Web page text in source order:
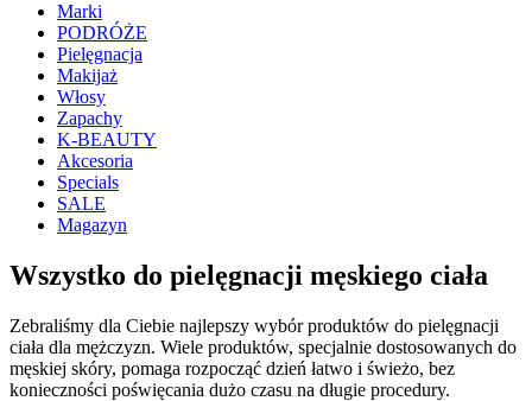
Marki
PODRÓŻE
Pielęgnacja
Makijaż
Włosy
Zapachy
K-BEAUTY
Akcesoria
Specials
SALE
Magazyn
Wszystko do pielęgnacji męskiego ciała
Zebraliśmy dla Ciebie najlepszy wybór produktów do pielęgnacji
ciała dla mężczyzn. Wiele produktów, specjalnie dostosowanych do
męskiej skóry, pomaga rozpocząć dzień łatwo i świeżo, bez
konieczności poświęcania dużo czasu na długie procedury.